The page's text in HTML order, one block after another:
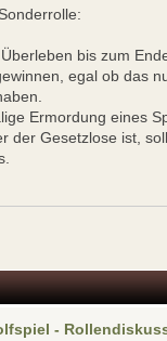
bis zum
egal ob das
Ermordung eines
der Gesetzlose ist,
-